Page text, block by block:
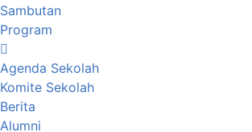
Sambutan
Program
Agenda Sekolah
Komite Sekolah
Berita
Alumni